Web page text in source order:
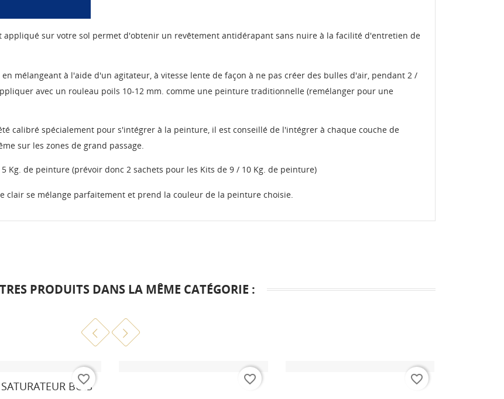
sur votre sol permet d'obtenir un revêtement antidérapant sans nuire à la facilité d'entretien de
mélangeant à l'aide d'un agitateur, à vitesse lente de façon à ne pas créer des bulles d'air, pendant 2 /
avec un rouleau poils 10-12 mm. comme une peinture traditionnelle (remélanger pour une
calibré spécialement pour s'intégrer à la peinture, il est conseillé de l'intégrer à chaque couche de
sur les zones de grand passage.
Kg. de peinture (prévoir donc 2 sachets pour les Kits de 9 / 10 Kg. de peinture)
clair se mélange parfaitement et prend la couleur de la peinture choisie.
PRODUITS DANS LA MÊME CATÉGORIE :
BOIS
favorite_border favorite_border favorite_border